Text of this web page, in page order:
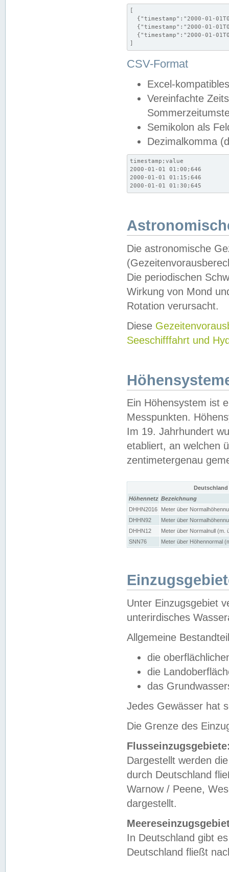
[
{"timestamp":"2000-01-
{"timestamp":"2000-01-
{"timestamp":"2000-01-
]
CSV-Format
Excel-
Vereinfachte
Semikolon als
Dezimalkomma
timestamp;value
2000-01-01 01:00;646
2000-01-01 01:15;646
2000-01-01 01:30;645
Die astronomische
Die periodischen
Wirkung von Mond
Rotation verursacht.
Diese
Seeschifffahrt und
Ein Höhensystem ist
Messpunkten.
Im 19. Jahrhundert
etabliert, an welchen
zentimetergenau
Höhennetz Bezeichnung
DHHN2016
Meter über
DHHN92
Meter über
DHHN12
Meter über Normalnull (m.
SNN76
Meter über Höhennormal
Unter Einzugsgebiet
unterirdisches
Allgemeine
die
die
das
Jedes Gewässer hat
Die Grenze des
Dargestellt werden
durch Deutschland
Warnow / Peene,
dargestellt.
In Deutschland gibt
Deutschland fließt